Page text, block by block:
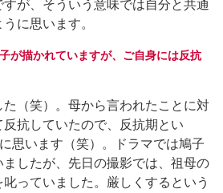
が、そういう意味では自分と共通
に思います。
が描かれていますが、ご自身には反抗
（笑）。母から言われたことに対
抗していたので、反抗期とい
思います（笑）。ドラマでは鳩子
したが、先日の撮影では、祖母の
っていました。厳しくするという